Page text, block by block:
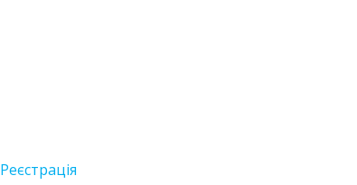
Реєстрація